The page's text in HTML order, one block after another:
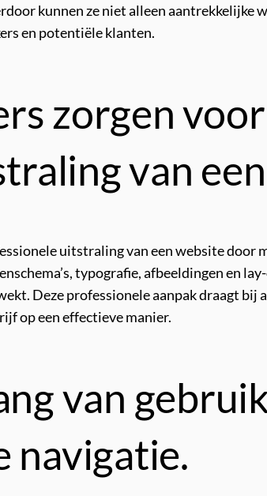
kunnen ze niet alleen aantrekkelijke
en potentiële klanten.
zorgen
van
uitstraling van een website
typografie, afbeeldingen en
Deze professionele aanpak draagt bij
op een effectieve manier.
van
navigatie.